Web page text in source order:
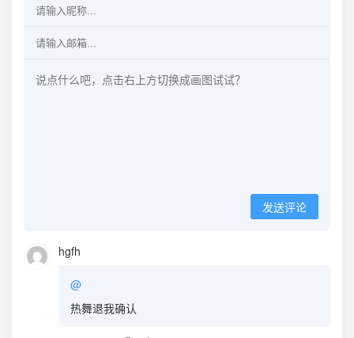
发送评论
hgfh
@
热舞退我确认